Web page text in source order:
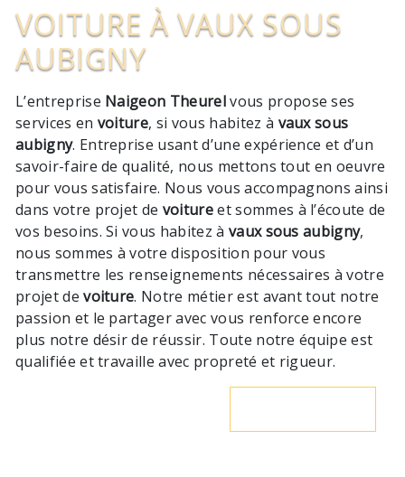
VOITURE À VAUX SOUS
AUBIGNY
L’entreprise Naigeon Theurelvous propose ses
services en voiture, si vous habitez à vaux sous
aubigny. Entreprise usant d’une expérience et d’un
savoir-faire de qualité, nous mettons tout en oeuvre
pour vous satisfaire. Nous vous accompagnons ainsi
dans votre projet de voitureet sommes à l’écoute de
vos besoins. Si vous habitez à vaux sous aubigny,
nous sommes à votre disposition pour vous
transmettre les renseignements nécessaires à votre
projet devoiture. Notre métier est avant tout notre
passion et le partager avec vous renforce encore
plus notre désir de réussir. Toute notre équipe est
qualifiée et travaille avec propreté et rigueur.